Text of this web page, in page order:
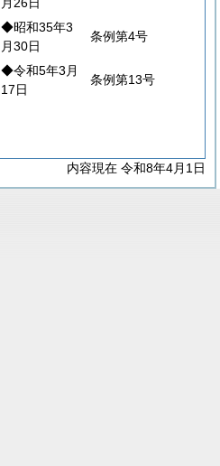
◆昭和35年3
月30日
条例第4号
◆令和5年3月
17日
条例第13号
内容現在 令和8年4月1日